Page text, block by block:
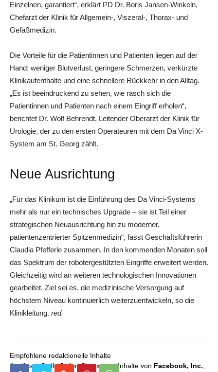
Einzelnen, garantiert“, erklärt PD Dr. Boris Jansen-Winkeln,
Chefarzt der Klinik für Allgemein-, Viszeral-, Thorax- und
Gefäßmedizin.
Die Vorteile für die Patientinnen und Patienten liegen auf der
Hand: weniger Blutverlust, geringere Schmerzen, verkürzte
Klinikaufenthalte und eine schnellere Rückkehr in den Alltag.
„Es ist beeindruckend zu sehen, wie rasch sich die
Patientinnen und Patienten nach einem Eingriff erholen“,
berichtet Dr. Wolf Behrendt, Leitender Oberarzt der Klinik für
Urologie, der zu den ersten Operateuren mit dem Da Vinci X-
System am St. Georg zählt.
Neue Ausrichtung
„Für das Klinikum ist die Einführung des Da Vinci-Systems
mehr als nur ein technisches Upgrade – sie ist Teil einer
strategischen Neuausrichtung hin zu moderner,
patientenzentrierter Spitzenmedizin“, fasst Geschäftsführerin
Claudia Pfefferle zusammen. In den kommenden Monaten soll
das Spektrum der robotergestützten Eingriffe erweitert werden.
Gleichzeitig wird an weiteren technologischen Innovationen
gearbeitet. Ziel sei es, die medizinische Versorgung auf
höchstem Niveau kontinuierlich weiterzuentwickeln, so die
Klinikleitung. red.
Empfohlene redaktionelle Inhalte
An dieser Stelle finden Sie externe Inhalte von Facebook, Inc.